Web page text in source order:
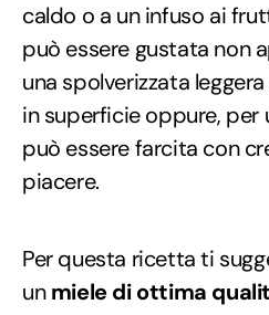
caldo o a un infuso ai
può essere gustata non
una spolverizzata
in superficie oppure, per
può essere farcita con
piacere.
Per questa ricetta ti
unmiele di ottima